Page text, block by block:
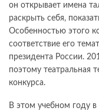
он открывает имена
раскрыть себя,
Особенностью этого
соответствие его
президента России.
поэтому театральная
конкурса.
В этом учебном году в